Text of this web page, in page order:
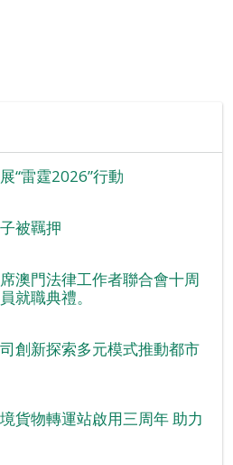
“雷霆2026”行動
被羈押
澳門法律工作者聯合會十周
就職典禮。
創新探索多元模式推動都市
貨物轉運站啟用三周年 助力